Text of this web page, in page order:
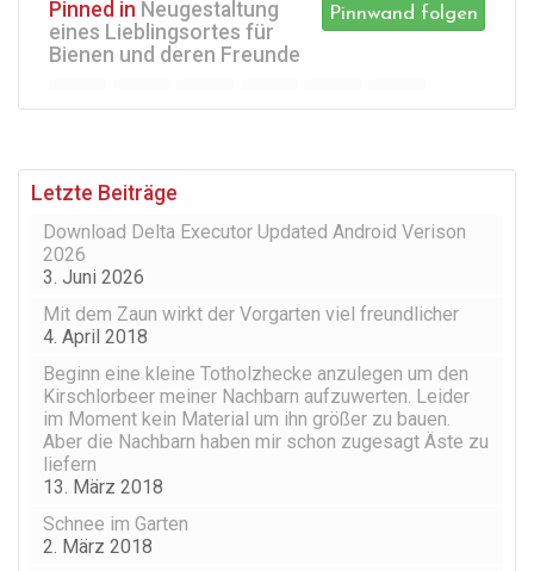
Pinnwand folgen
Pinned in Neugestaltung
eines Lieblingsortes für
Bienen und deren Freunde
Letzte Beiträge
Download Delta Executor Updated Android Verison
2026
3. Juni 2026
Mit dem Zaun wirkt der Vorgarten viel freundlicher
4. April 2018
Beginn eine kleine Totholzhecke anzulegen um den
Kirschlorbeer meiner Nachbarn aufzuwerten. Leider
im Moment kein Material um ihn größer zu bauen.
Aber die Nachbarn haben mir schon zugesagt Äste zu
liefern
13. März 2018
Schnee im Garten
2. März 2018